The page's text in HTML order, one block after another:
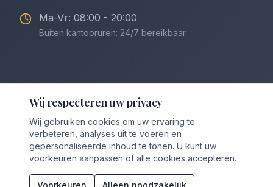
Ma-Vr: 08:00 - 20:00
Buiten kantooruren: 24/7 bereikbaar
2026
De Leeuw Incasso & Juristen. Alle rechten
voorbehouden.
Privacybeleid Algemene Voorwaarden
Voorwaarden Downloaden (PDF)Cookievoorkeuren
Wij respecteren uw privacy
Wij gebruiken cookies om uw ervaring te
verbeteren, analyses uit te voeren en
gepersonaliseerde inhoud te tonen. U kunt uw
voorkeuren aanpassen of alle cookies accepteren.
Voorkeuren Alleen noodzakelijk